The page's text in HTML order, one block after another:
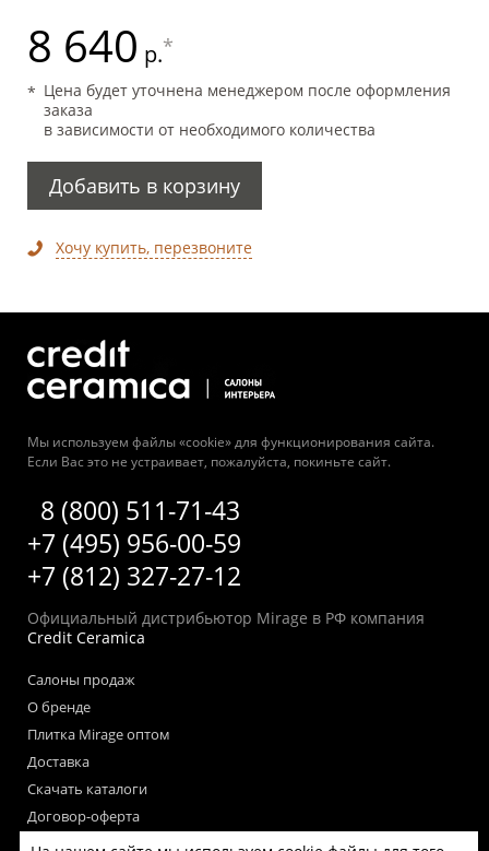
8 640 р.*
Цена будет уточнена менеджером после оформления
заказа
в зависимости от необходимого количества
Добавить в корзину
Хочу купить, перезвоните
Мы используем файлы «cookie» для функционирования сайта.
Если Вас это не устраивает, пожалуйста, покиньте сайт.
8 (800) 511-71-43
+7 (495) 956-00-59
+7 (812) 327-27-12
Официальный дистрибьютор Mirage в РФ компания
Credit Ceramica
Салоны продаж
О бренде
Плитка Mirage оптом
Доставка
Скачать каталоги
Договор-оферта
Пользовательское соглашение